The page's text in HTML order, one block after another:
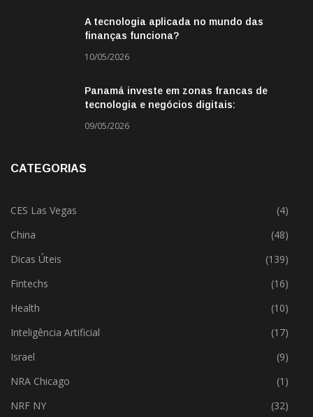
A tecnologia aplicada no mundo das
finanças funciona?
10/05/2026
Panamá investe em zonas francas de
tecnologia e negócios digitais:
09/05/2026
CATEGORIAS
CES Las Vegas
(4)
China
(48)
Dicas Úteis
(139)
Fintechs
(16)
Health
(10)
Inteligência Artificial
(17)
Israel
(9)
NRA Chicago
(1)
NRF NY
(32)